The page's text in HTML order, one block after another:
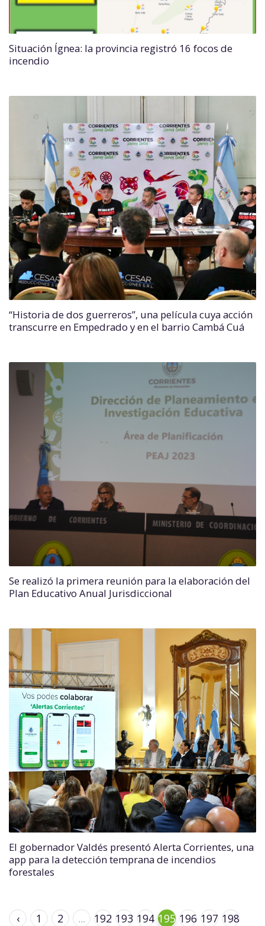
Situación Ígnea: la provincia registró 16 focos de
incendio
“Historia de dos guerreros”, una película cuya acción
transcurre en Empedrado y en el barrio Cambá Cuá
Se realizó la primera reunión para la elaboración del
Plan Educativo Anual Jurisdiccional
El gobernador Valdés presentó Alerta Corrientes, una
app para la detección temprana de incendios
forestales
‹ 1 2 ... 192 193 194 195 196 197 198